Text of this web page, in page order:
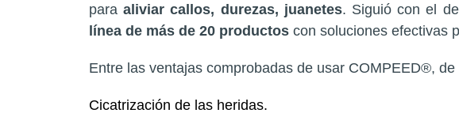
paraaliviar callos, durezas, juanetes. Siguió con el
línea de más de 20 productos con soluciones efectivas
Entre las ventajas comprobadas de usar COMPEED®,
Cicatrización de las heridas.